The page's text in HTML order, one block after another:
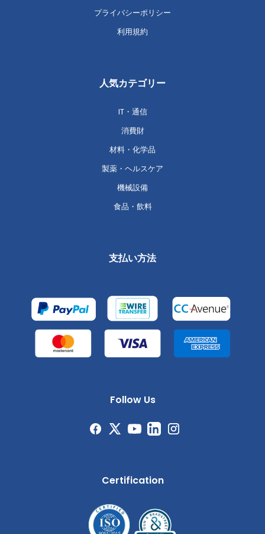
プライバシーポリシー
利用規約
人気カテゴリー
IT・通信
消費財
材料・化学品
製薬・ヘルスケア
機械設備
食品・飲料
支払い方法
Follow Us
Certification